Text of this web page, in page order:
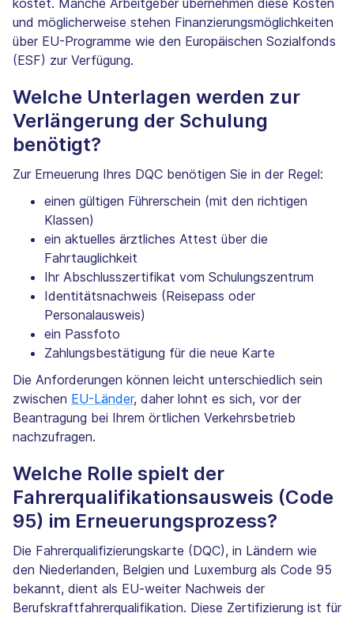
kostet. Manche Arbeitgeber übernehmen diese Kosten
und möglicherweise stehen Finanzierungsmöglichkeiten
über EU-Programme wie den Europäischen Sozialfonds
(ESF) zur Verfügung.
Welche Unterlagen werden zur
Verlängerung der Schulung
benötigt?
Zur Erneuerung Ihres DQC benötigen Sie in der Regel:
einen gültigen Führerschein (mit den richtigen
Klassen)
ein aktuelles ärztliches Attest über die
Fahrtauglichkeit
Ihr Abschlusszertifikat vom Schulungszentrum
Identitätsnachweis (Reisepass oder
Personalausweis)
ein Passfoto
Zahlungsbestätigung für die neue Karte
Die Anforderungen können leicht unterschiedlich sein
zwischen EU-Länder, daher lohnt es sich, vor der
Beantragung bei Ihrem örtlichen Verkehrsbetrieb
nachzufragen.
Welche Rolle spielt der
Fahrerqualifikationsausweis (Code
95) im Erneuerungsprozess?
Die Fahrerqualifizierungskarte (DQC), in Ländern wie
den Niederlanden, Belgien und Luxemburg als Code 95
bekannt, dient als EU-weiter Nachweis der
Berufskraftfahrerqualifikation. Diese Zertifizierung ist für